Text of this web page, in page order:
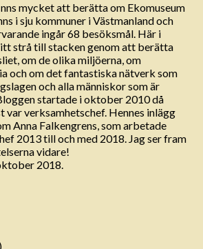
mycket att berätta om Ekomuseum
i sju kommuner i Västmanland och
ingår 68 besöksmål. Här i
strå till stacken genom att berätta
om de olika miljöerna, om
och om det fantastiska nätverk som
och alla människor som är
startade i oktober 2010 då
var verksamhetschef. Hennes inlägg
Anna Falkengrens, som arbetade
2013 till och med 2018. Jag ser fram
vidare!
2018.